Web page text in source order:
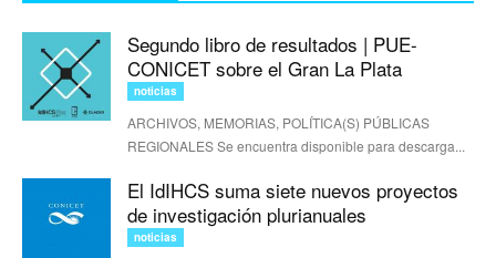
Segundo libro de resultados | PUE-
CONICET sobre el Gran La Plata
noticias
ARCHIVOS, MEMORIAS, POLÍTICA(S) PÚBLICAS
REGIONALES Se encuentra disponible para descarga...
El IdIHCS suma siete nuevos proyectos
de investigación plurianuales
noticias